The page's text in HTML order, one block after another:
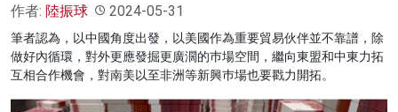
作者: 陸振球 2024-05-31
筆者認為，以中國角度出發，以美國作為重要貿易伙伴並不靠譜，除
做好內循環，對外更應發掘更廣濶的巿場空間，繼向東盟和中東力拓
互相合作機會，對南美以至非洲等新興巿場也要戳力開拓。